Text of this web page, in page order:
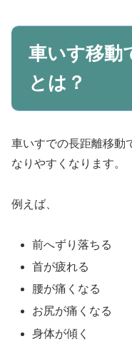
車いす移動
とは？
車いすでの長距離移動
なりやすくなります。
例えば、
前へずり落ちる
首が疲れる
腰が痛くなる
お尻が痛くなる
身体が傾く